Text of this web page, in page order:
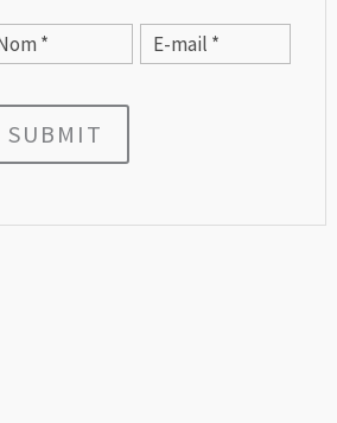
SUBMIT